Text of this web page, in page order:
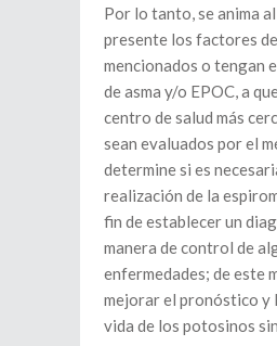
Por lo tanto, se anima
presente los factores
mencionados o tengan
de asma y/o EPOC, a
centro de salud más
sean evaluados por el
determine si es
realización de la
fin de establecer un
manera de control de
enfermedades; de este
mejorar el pronóstico y
vida de los potosinos sin